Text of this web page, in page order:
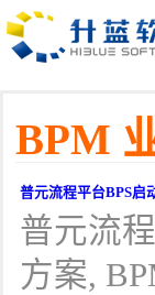
BPM
普元流程平台BPS启
普元流
方案,